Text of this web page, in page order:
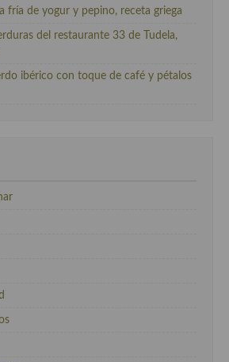
fría de yogur y pepino, receta griega
del restaurante 33 de Tudela,
ibérico con toque de café y pétalos